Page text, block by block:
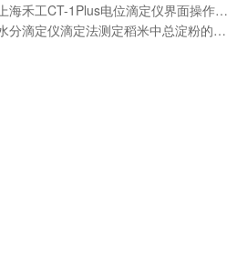
上海禾工CT-1Plus电位滴定仪界面操作说明
水分滴定仪滴定法测定稻米中总淀粉的分析步骤